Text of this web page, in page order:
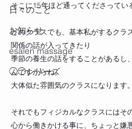
日々のこと
お知らせ
esalen massage
◯◯シリーズ
そこに15年ほど通ってくださってい
どのクラスでも、基本私がするクラ
関係の話が入ってきたり
季節の養生の話をすることがあるし
んですからね。
大体似た雰囲気のクラスになります。
それでもフィジカルなクラスにはそ
心から働きかける事に、ちょっと嫌